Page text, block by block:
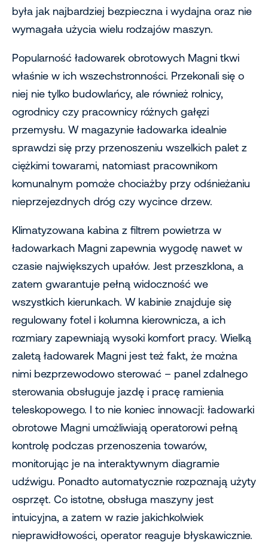
była jak najbardziej bezpieczna i wydajna oraz nie
wymagała użycia wielu rodzajów maszyn.
Popularność ładowarek obrotowych Magni tkwi
właśnie w ich wszechstronności. Przekonali się o
niej nie tylko budowlańcy, ale również rolnicy,
ogrodnicy czy pracownicy różnych gałęzi
przemysłu. W magazynie ładowarka idealnie
sprawdzi się przy przenoszeniu wszelkich palet z
ciężkimi towarami, natomiast pracownikom
komunalnym pomoże chociażby przy odśnieżaniu
nieprzejezdnych dróg czy wycince drzew.
Klimatyzowana kabina z filtrem powietrza w
ładowarkach Magni zapewnia wygodę nawet w
czasie największych upałów. Jest przeszklona, a
zatem gwarantuje pełną widoczność we
wszystkich kierunkach. W kabinie znajduje się
regulowany fotel i kolumna kierownicza, a ich
rozmiary zapewniają wysoki komfort pracy. Wielką
zaletą ładowarek Magni jest też fakt, że można
nimi bezprzewodowo sterować – panel zdalnego
sterowania obsługuje jazdę i pracę ramienia
teleskopowego. I to nie koniec innowacji: ładowarki
obrotowe Magni umożliwiają operatorowi pełną
kontrolę podczas przenoszenia towarów,
monitorując je na interaktywnym diagramie
udźwigu. Ponadto automatycznie rozpoznają użyty
osprzęt. Co istotne, obsługa maszyny jest
intuicyjna, a zatem w razie jakichkolwiek
nieprawidłowości, operator reaguje błyskawicznie.